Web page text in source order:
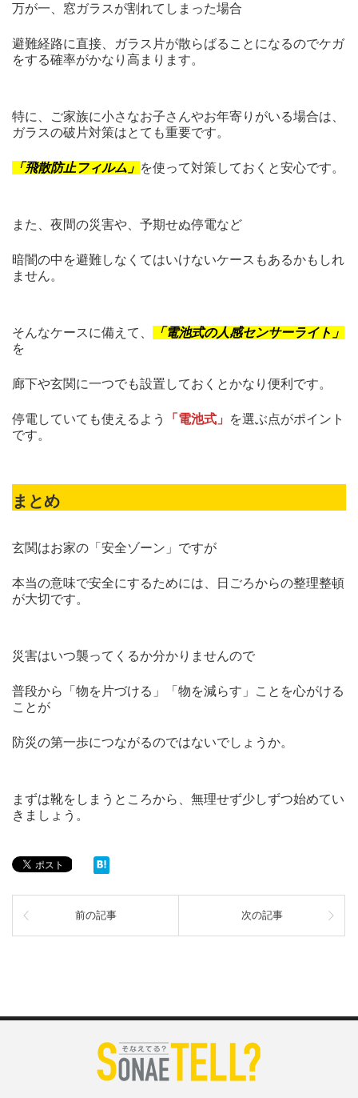
万が一、窓ガラスが割れてしまった場合
避難経路に直接、ガラス片が散らばることになるのでケガ
をする確率がかなり高まります。
特に、ご家族に小さなお子さんやお年寄りがいる場合は、
ガラスの破片対策はとても重要です。
「飛散防止フィルム」 を使って対策しておくと安心です。
また、夜間の災害や、予期せぬ停電など
暗闇の中を避難しなくてはいけないケースもあるかもしれ
ません。
そんなケースに備えて、
「電池式の人感センサーライト」
を
廊下や玄関に一つでも設置しておくとかなり便利です。
停電していても使えるよう 「電池式」
を選ぶ点がポイント
です。
まとめ
玄関はお家の「安全ゾーン」ですが
本当の意味で安全にするためには、日ごろからの整理整頓
が大切です。
災害はいつ襲ってくるか分かりませんので
普段から「物を片づける」「物を減らす」ことを心がける
ことが
防災の第一歩につながるのではないでしょうか。
まずは靴をしまうところから、無理せず少しずつ始めてい
きましょう。
前の記事 次の記事